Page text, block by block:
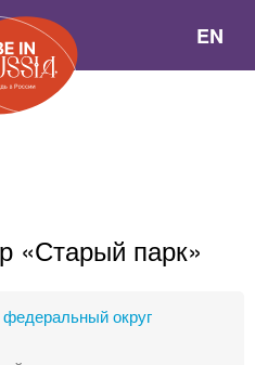
EN
«Старый парк»
округ